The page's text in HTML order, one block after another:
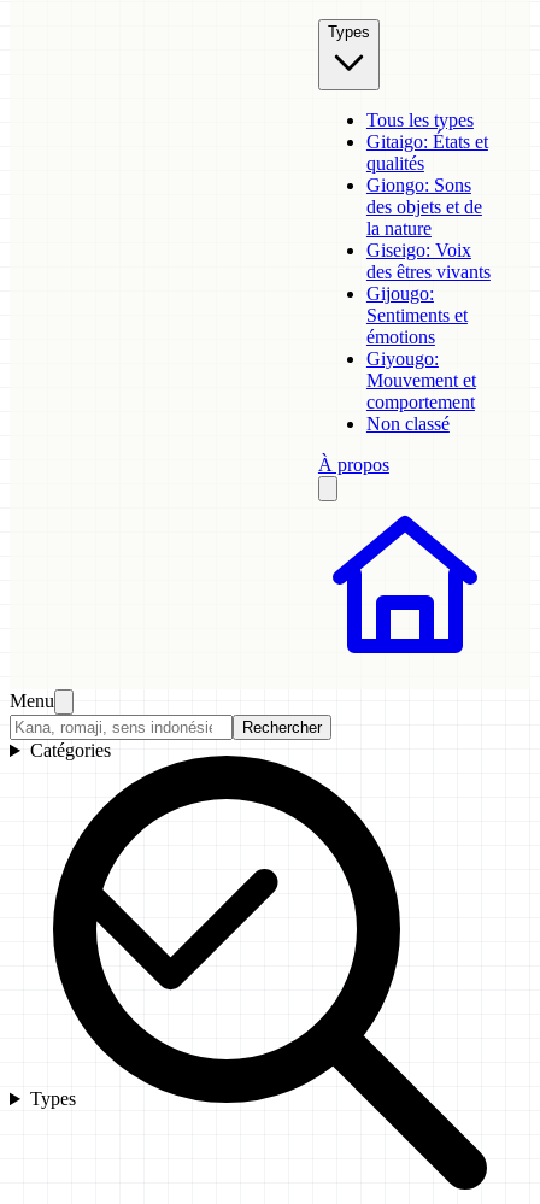
Types
Tous les types
Gitaigo: États et
qualités
Giongo: Sons
des objets et de
la nature
Giseigo: Voix
des êtres vivants
Gijougo:
Sentiments et
émotions
Giyougo:
Mouvement et
comportement
Non classé
À propos
Menu
Rechercher
Catégories
Types